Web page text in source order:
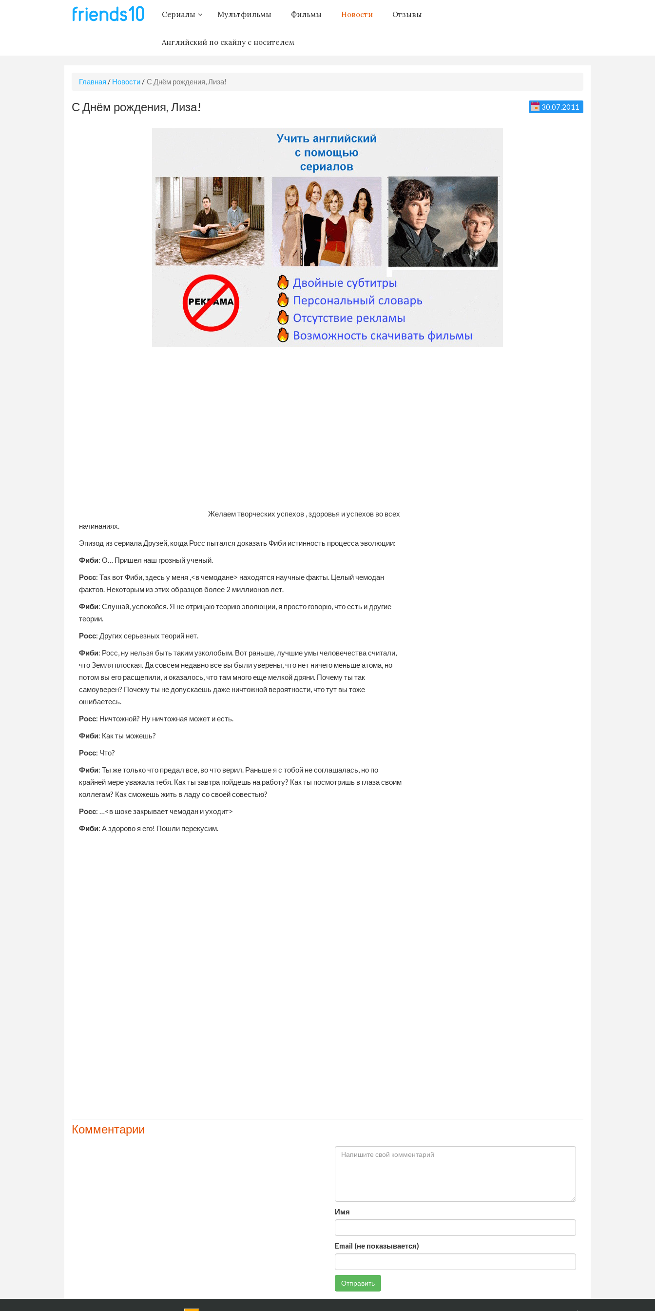
Сериалы Мультфильмы Фильмы Новости Отзывы
Английский по скайпу с носителем
Главная / Новости / С Днём рождения, Лиза!
С Днём рождения, Лиза! 30.07.2011
Желаем творческих успехов , здоровья и успехов во всех
начинаниях.
Эпизод из сериала Друзей, когда Росс пытался доказать Фиби истинность процесса эволюции:
Фиби: О… Пришел наш грозный ученый.
Росс: Так вот Фиби, здесь у меня ,<в чемодане> находятся научные факты. Целый чемодан
фактов. Некоторым из этих образцов более 2 миллионов лет.
Фиби: Слушай, успокойся. Я не отрицаю теорию эволюции, я просто говорю, что есть и другие
теории.
Росс: Других серьезных теорий нет.
Фиби: Росс, ну нельзя быть таким узколобым. Вот раньше, лучшие умы человечества считали,
что Земля плоская. Да совсем недавно все вы были уверены, что нет ничего меньше атома, но
потом вы его расщепили, и оказалось, что там много еще мелкой дряни. Почему ты так
самоуверен? Почему ты не допускаешь даже ничтожной вероятности, что тут вы тоже
ошибаетесь.
Росс: Ничтожной? Ну ничтожная может и есть.
Фиби: Как ты можешь?
Росс: Что?
Фиби: Ты же только что предал все, во что верил. Раньше я с тобой не соглашалась, но по
крайней мере уважала тебя. Как ты завтра пойдешь на работу? Как ты посмотришь в глаза своим
коллегам? Как сможешь жить в ладу со своей совестью?
Росс: …<в шоке закрывает чемодан и уходит>
Фиби: А здорово я его! Пошли перекусим.
Комментарии
Имя
Email (не показывается)
Отправить